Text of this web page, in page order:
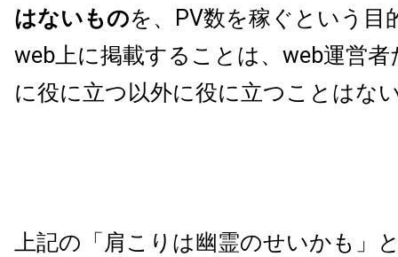
はないものを、PV数を稼ぐという目
web上に掲載することは、web運営
に役に立つ以外に役に立つことはな
上記の「肩こりは幽霊のせいかも」